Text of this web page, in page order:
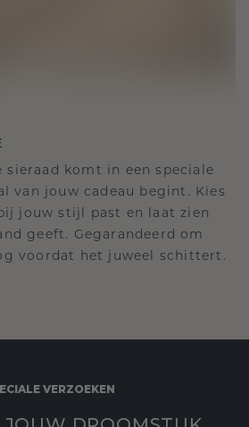
sieraad komt in een speciale
van jouw cadeau begint. Kies
jouw stijl past en laat zien
geeft. Gegarandeerd om
voordat het juweel schittert.
VERZOEKEN